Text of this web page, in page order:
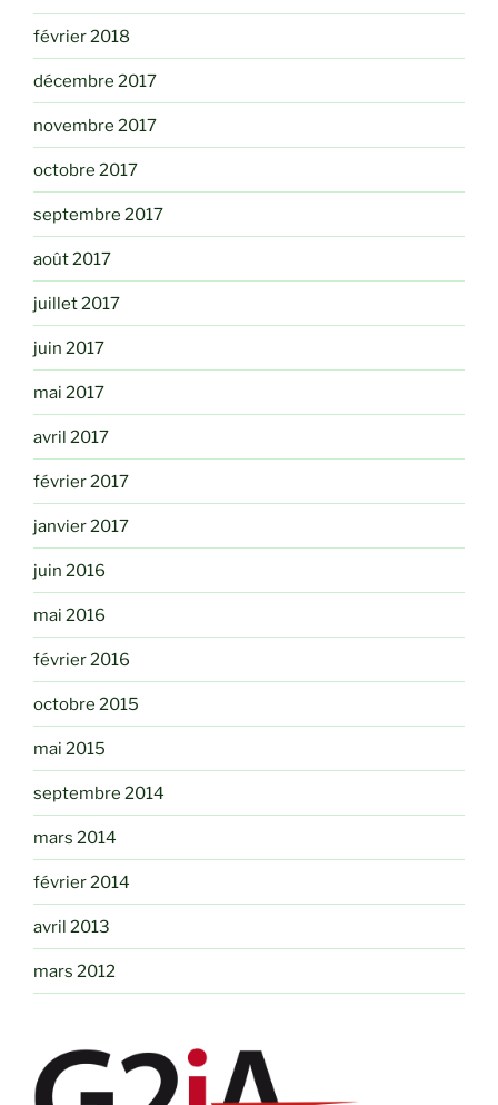
février 2018
décembre 2017
novembre 2017
octobre 2017
septembre 2017
août 2017
juillet 2017
juin 2017
mai 2017
avril 2017
février 2017
janvier 2017
juin 2016
mai 2016
février 2016
octobre 2015
mai 2015
septembre 2014
mars 2014
février 2014
avril 2013
mars 2012